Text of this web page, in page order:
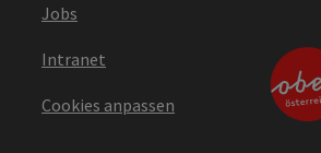
Jobs
Intranet
Cookies anpassen